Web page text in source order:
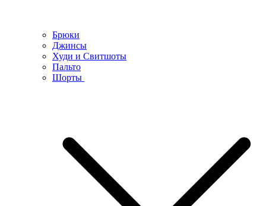
Брюки
Джинсы
Худи и Свитшоты
Пальто
Шорты